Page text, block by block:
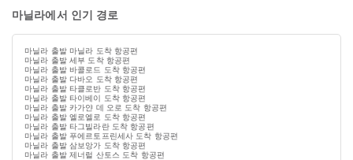
마닐라에서 인기 경로
마닐라 출발 마닐라 도착 항공편
마닐라 출발 세부 도착 항공편
마닐라 출발 바콜로드 도착 항공편
마닐라 출발 다바오 도착 항공편
마닐라 출발 타클로반 도착 항공편
마닐라 출발 타이베이 도착 항공편
마닐라 출발 카가얀 데 오로 도착 항공편
마닐라 출발 엘로엘로 도착 항공편
마닐라 출발 타그빌라란 도착 항공편
마닐라 출발 푸에르토프린세사 도착 항공편
마닐라 출발 삼보앙가 도착 항공편
마닐라 출발 제너럴 산토스 도착 항공편